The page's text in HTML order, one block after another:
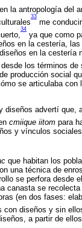
la antropología del
33
me
34
ya que como
en la cestería,
en la cestería
los términos de
producción social
se articulaba
advertí que,
cmiique iitom para
y vínculos
que habitan los
una técnica de
se perfora desde
canasta se
(en dos fases:
con diseños y sin
a partir de